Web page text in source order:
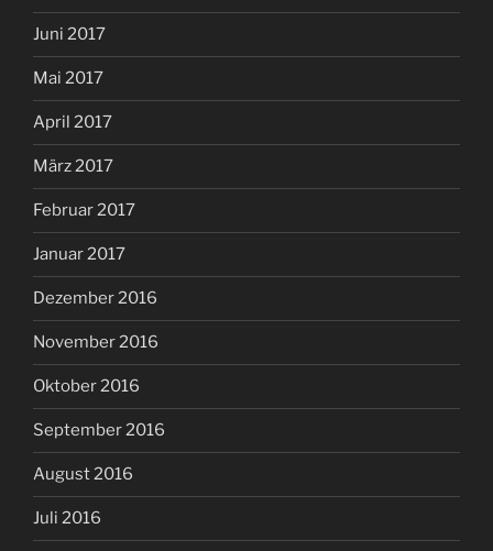
Juni 2017
Mai 2017
April 2017
März 2017
Februar 2017
Januar 2017
Dezember 2016
November 2016
Oktober 2016
September 2016
August 2016
Juli 2016